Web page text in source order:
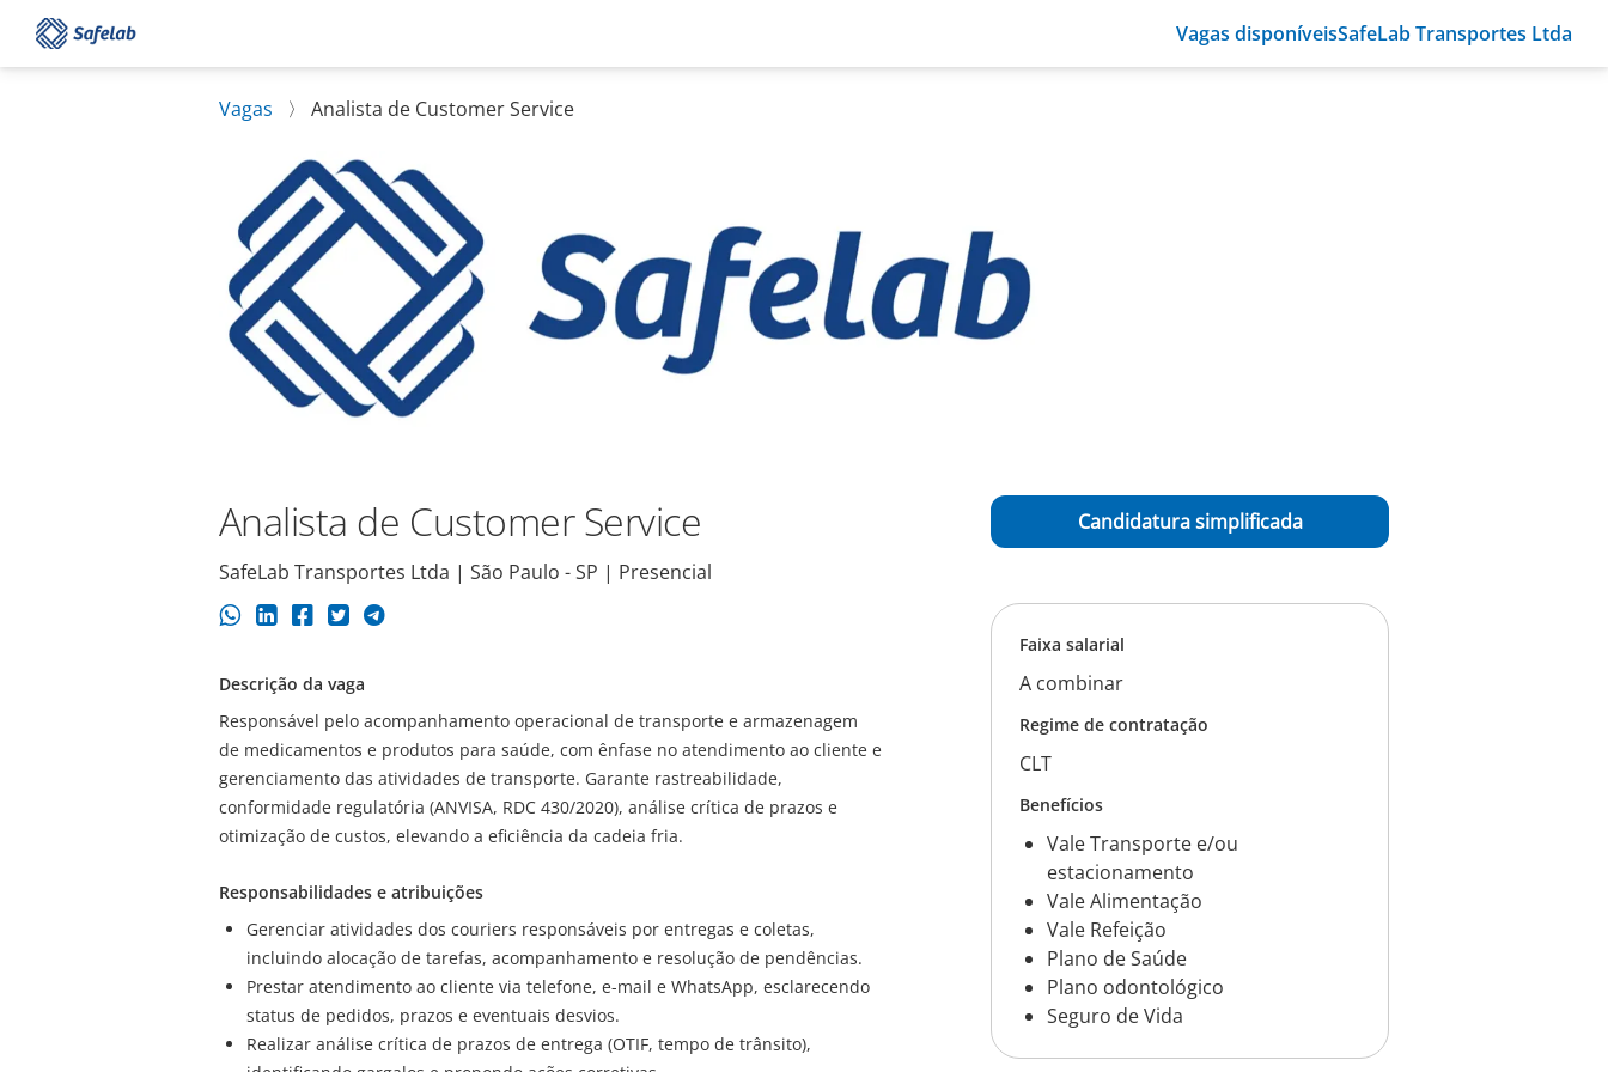
Vagas disponíveisSafeLab Transportes Ltda
Vagas 〉 Analista de Customer Service
Analista de Customer Service
SafeLab Transportes Ltda | São Paulo - SP | Presencial
Descrição da vaga
Responsável pelo acompanhamento operacional de transporte e armazenagem
de medicamentos e produtos para saúde, com ênfase no atendimento ao cliente e
gerenciamento das atividades de transporte. Garante rastreabilidade,
conformidade regulatória (ANVISA, RDC 430/2020), análise crítica de prazos e
otimização de custos, elevando a eficiência da cadeia fria.
Responsabilidades e atribuições
Gerenciar atividades dos couriers responsáveis por entregas e coletas,
incluindo alocação de tarefas, acompanhamento e resolução de pendências.
Prestar atendimento ao cliente via telefone, e-mail e WhatsApp, esclarecendo
status de pedidos, prazos e eventuais desvios.
Realizar análise crítica de prazos de entrega (OTIF, tempo de trânsito),
Candidatura simplificada
Faixa salarial
A combinar
Regime de contratação
CLT
Benefícios
Vale Transporte e/ou
estacionamento
Vale Alimentação
Vale Refeição
Plano de Saúde
Plano odontológico
Seguro de Vida